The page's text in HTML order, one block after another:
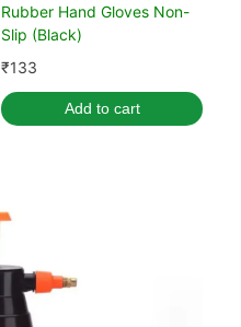
Rubber Hand Gloves Non-
Slip (Black)
₹133
Add to cart